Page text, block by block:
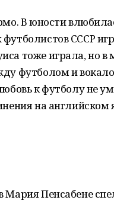
В юности
СССР
тоже играла, но в
футболом и
к футболу не
на
Пенсабене